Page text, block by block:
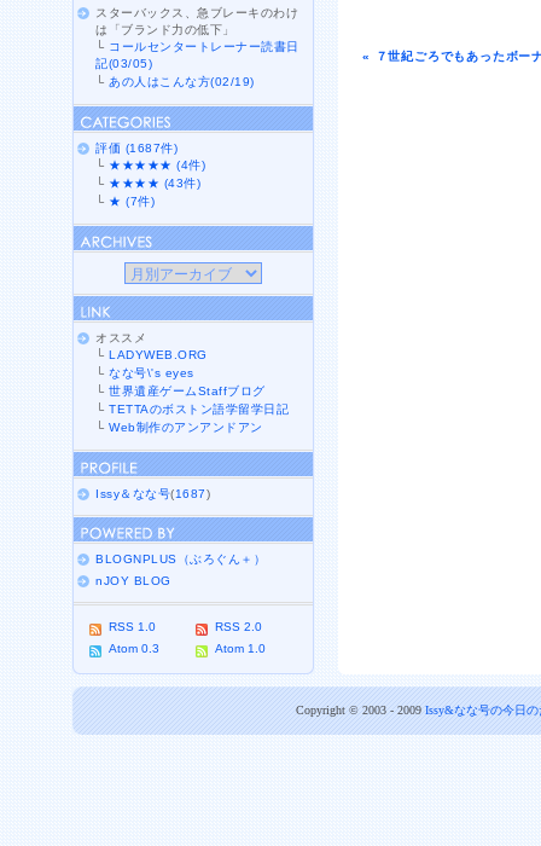
« ７世紀ごろでもあったボー
スターバックス、急ブレーキのわけ
は「ブランド力の低下」
└ コールセンタートレーナー読書日
記(03/05)
└ あの人はこんな方(02/19)
評価 (1687件)
└ ★★★★★ (4件)
└ ★★★★ (43件)
└ ★ (7件)
オススメ
└LADYWEB.ORG
└なな号\'s eyes
└世界遺産ゲームStaffブログ
└TETTAのボストン語学留学日記
└Web制作のアンアンドアン
Issy＆なな号(1687)
BLOGNPLUS（ぶろぐん＋）
nJOY BLOG
RSS 1.0
RSS 2.0
Atom 0.3
Atom 1.0
Copyright © 2003 - 2009 Issy&なな号の今日